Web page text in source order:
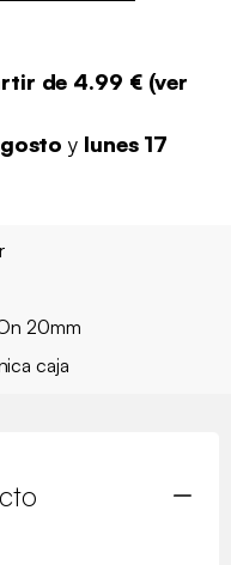
de 4.99 €(ver
y lunes 17
20mm
caja